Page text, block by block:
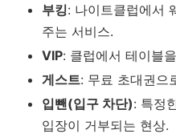
부킹: 나이트클럽에서
주는 서비스.
VIP: 클럽에서 테이블
게스트: 무료 초대권으
입뺀(입구 차단): 특정
입장이 거부되는 현상.